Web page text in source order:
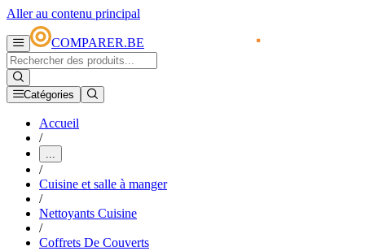
Aller au contenu principal
COMPARER.BE
Catégories
Accueil
/
...
/
Cuisine et salle à manger
/
Nettoyants Cuisine
/
Coffrets De Couverts